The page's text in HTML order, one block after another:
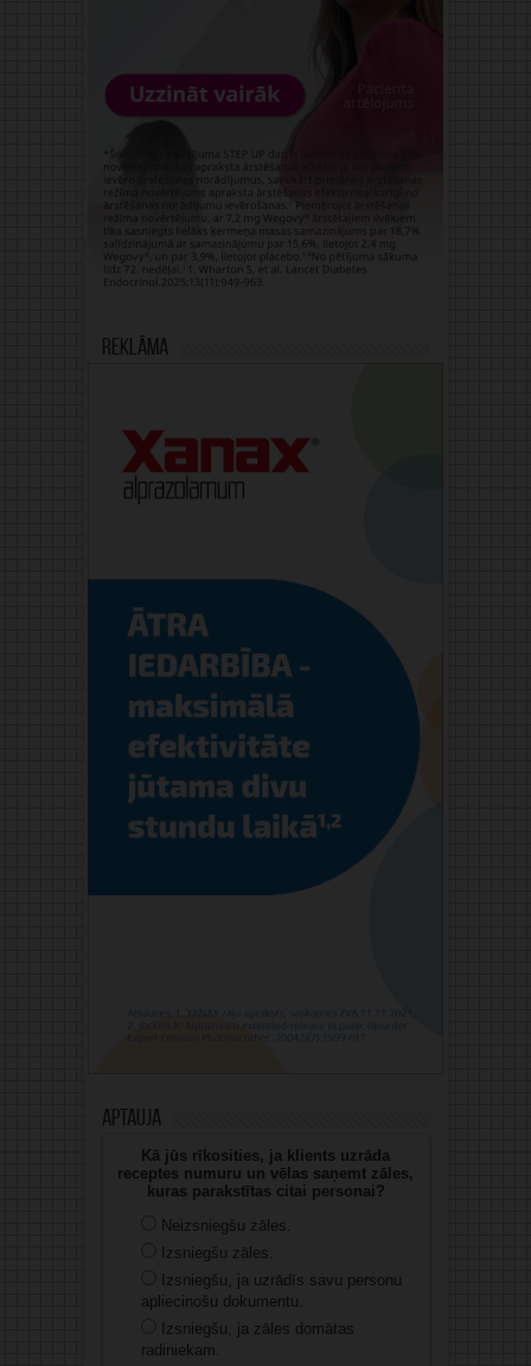
Reklāma
Aptauja
Kā jūs rīkosities, ja klients uzrāda
receptes numuru un vēlas saņemt zāles,
kuras parakstītas citai personai?
Neizsniegšu zāles.
Izsniegšu zāles.
Izsniegšu, ja uzrādīs savu personu
apliecinošu dokumentu.
Izsniegšu, ja zāles domātas
radiniekam.